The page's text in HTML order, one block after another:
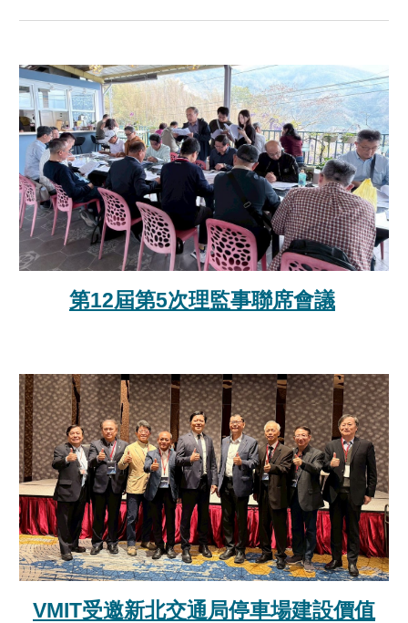
第12屆第5次理監事聯席會議
VMIT受邀新北交通局停車場建設價值